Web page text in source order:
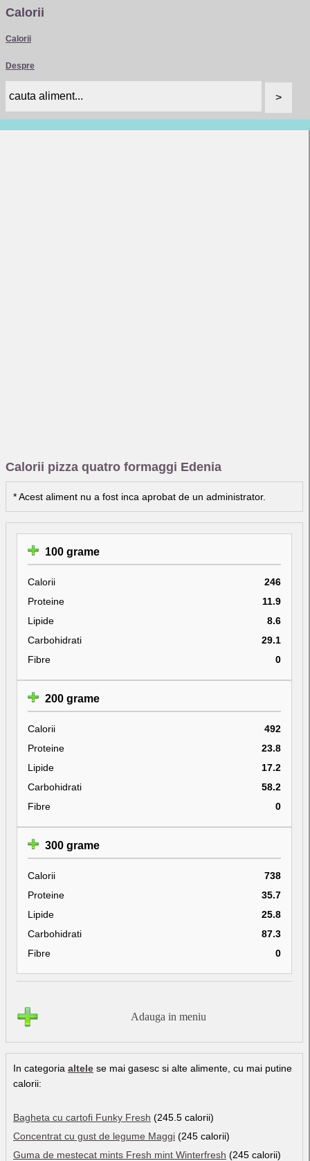
Calorii
Calorii
Despre
Calorii pizza quatro formaggi Edenia
* Acest aliment nu a fost inca aprobat de un administrator.
100 grame
Calorii
246
Proteine
11.9
Lipide
8.6
Carbohidrati
29.1
Fibre
0
200 grame
Calorii
492
Proteine
23.8
Lipide
17.2
Carbohidrati
58.2
Fibre
0
300 grame
Calorii
738
Proteine
35.7
Lipide
25.8
Carbohidrati
87.3
Fibre
0
Adauga in meniu
In categoria altele se mai gasesc si alte alimente, cu mai putine
calorii:
Bagheta cu cartofi Funky Fresh (245.5 calorii)
Concentrat cu gust de legume Maggi (245 calorii)
Guma de mestecat mints Fresh mint Winterfresh (245 calorii)